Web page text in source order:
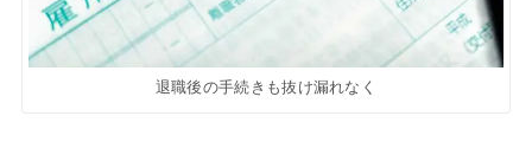
退職後の手続きも抜け漏れなく